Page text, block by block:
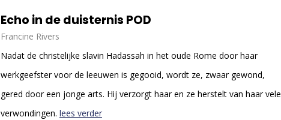
Echo in de duisternis POD
Francine Rivers
Nadat de christelijke slavin Hadassah in het oude Rome door haar
werkgeefster voor de leeuwen is gegooid, wordt ze, zwaar gewond,
gered door een jonge arts. Hij verzorgt haar en ze herstelt van haar vele
verwondingen. lees verder